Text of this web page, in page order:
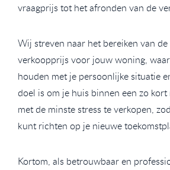
vraagprijs tot het afronden van de
Wij streven naar het bereiken van
verkoopprijs voor jouw woning,
houden met je persoonlijke situatie
doel is om je huis binnen een zo
met de minste stress te verkopen,
kunt richten op je nieuwe
Kortom, als betrouwbaar en